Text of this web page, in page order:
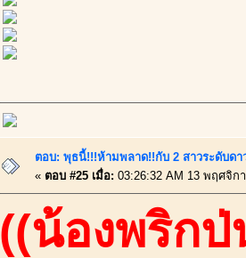
ตอบ: พุธนี้!!!ห้ามพลาด!!กับ 2 สาวระดับดา
« ตอบ #25 เมื่อ: 03:26:32 AM 13 พฤศจิก
((น้องพริกป่